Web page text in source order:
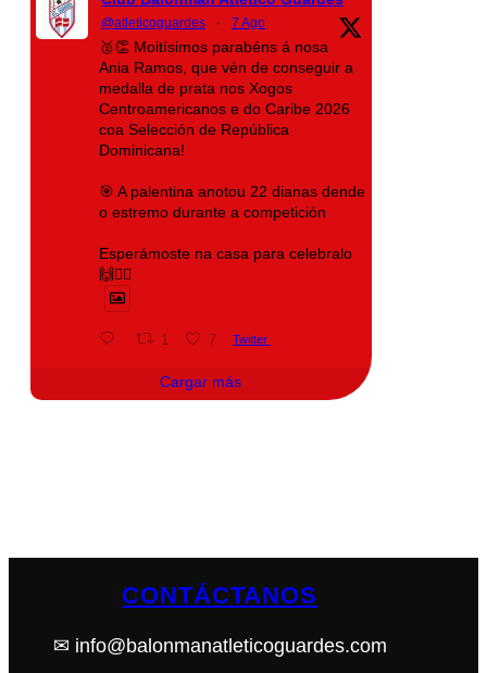
@atleticoguardes · 7 Ago
🥈👏 Moitísimos parabéns á nosa
Ania Ramos, que vén de conseguir a
medalla de prata nos Xogos
Centroamericanos e do Caribe 2026
coa Selección de República
Dominicana!
🎯 A palentina anotou 22 dianas dende
o estremo durante a competición
Esperámoste na casa para celebralo
🙌❤️‍🔥
1 7 Twitter
Cargar más
CONTÁCTANOS
✉ info@balonmanatleticoguardes.com